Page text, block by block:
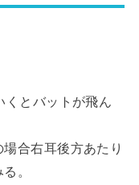
とバットが飛ん
合右耳後方あたり
。